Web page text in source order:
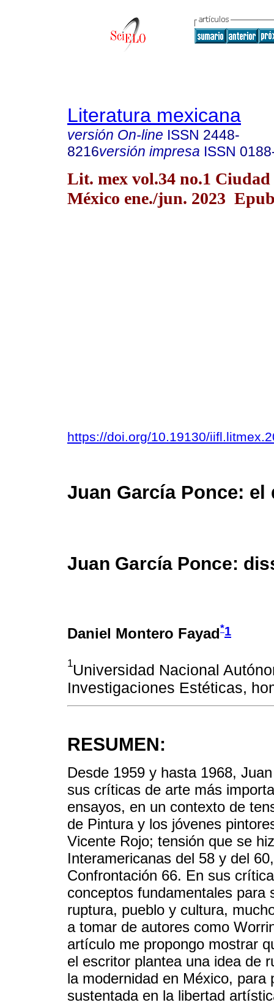
Literatura mexicana
versión On-line ISSN 2448-
8216versión impresa ISSN
Lit. mex vol.34 no.1 Ciudad
México ene./jun. 2023
https://doi.org/10.19130/
Juan García Ponce:
Juan García Ponce:
Daniel Montero Fayad*1
1Universidad Nacional
Investigaciones Estéticas,
RESUMEN:
Desde 1959 y hasta 1968,
sus críticas de arte más
ensayos, en un contexto de
de Pintura y los jóvenes
Vicente Rojo; tensión que se
Interamericanas del 58 y del
Confrontación 66. En sus
conceptos fundamentales
ruptura, pueblo y cultura,
a tomar de autores como
artículo me propongo mostrar
el escritor plantea una idea de
la modernidad en México,
sustentada en la libertad